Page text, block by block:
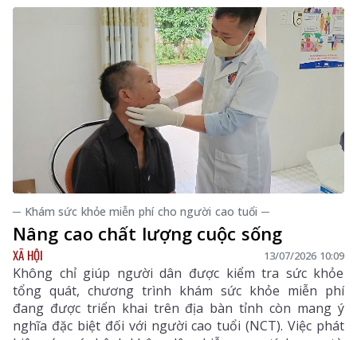
─ Khám sức khỏe miễn phí cho người cao tuổi ─
Nâng cao chất lượng cuộc sống
XÃ HỘI 13/07/2026 10:09
Không chỉ giúp người dân được kiểm tra sức khỏe
tổng quát, chương trình khám sức khỏe miễn phí
đang được triển khai trên địa bàn tỉnh còn mang ý
nghĩa đặc biệt đối với người cao tuổi (NCT). Việc phát